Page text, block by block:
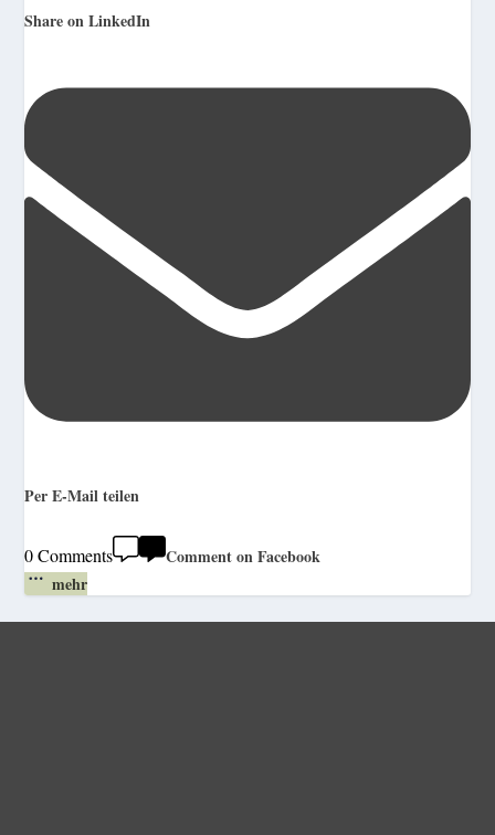
Share on LinkedIn
Per E-Mail teilen
0 Comments
Comment on Facebook
mehr